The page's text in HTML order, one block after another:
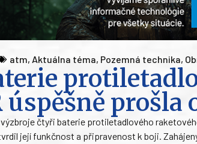
atm, Aktuálna téma, Pozemná technika,
úspěšně
čtyři baterie protiletadlového
její funkčnost a připravenost k boji.